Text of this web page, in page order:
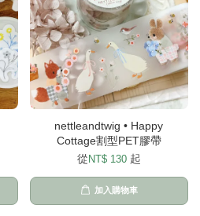
nettleandtwig • Happy
Cottage割型PET膠帶
從 NT$ 130 起
加入購物車